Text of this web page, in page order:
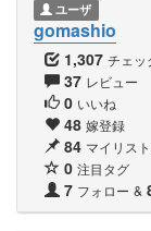
ユーザ
gomashio
1,307 チェッ
37 レビュー
0 いいね
48 嫁登録
84 マイリス
0 注目タグ
7 フォロー &